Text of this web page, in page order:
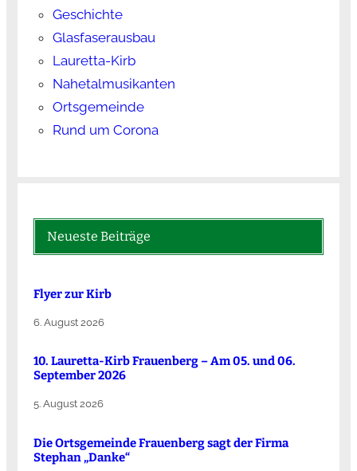
Geschichte
Glasfaserausbau
Lauretta-Kirb
Nahetalmusikanten
Ortsgemeinde
Rund um Corona
Neueste Beiträge
Flyer zur Kirb
6. August 2026
10. Lauretta-Kirb Frauenberg – Am 05. und 06.
September 2026
5. August 2026
Die Ortsgemeinde Frauenberg sagt der Firma
Stephan „Danke“